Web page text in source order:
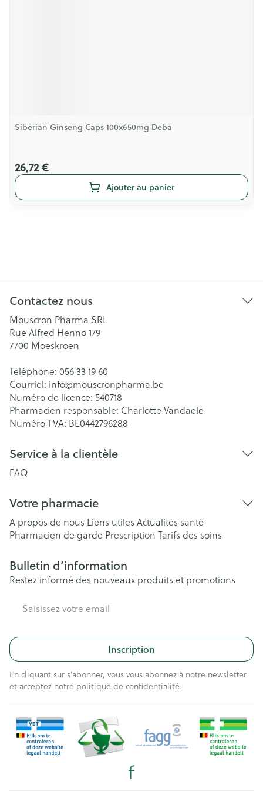
Siberian Ginseng Caps 100x650mg Deba
26,72 €
Ajouter au panier
Contactez nous
Mouscron Pharma SRL
Rue Alfred Henno 179
7700 Moeskroen
Téléphone: 056 33 19 60
Courriel: info@mouscronpharma.be
Numéro de licence: 540718
Pharmacien responsable: Charlotte Vandaele
Numéro TVA: BE0442796288
Service à la clientèle
FAQ
Votre pharmacie
A propos de nous Liens utiles Actualités santé
Pharmacien de garde Prescription Tarifs des soins
Bulletin d’information
Restez informé des nouveaux produits et promotions
Inscription
En cliquant sur s'abonner, vous vous abonnez à notre newsletter
et acceptez notre politique de confidentialité.